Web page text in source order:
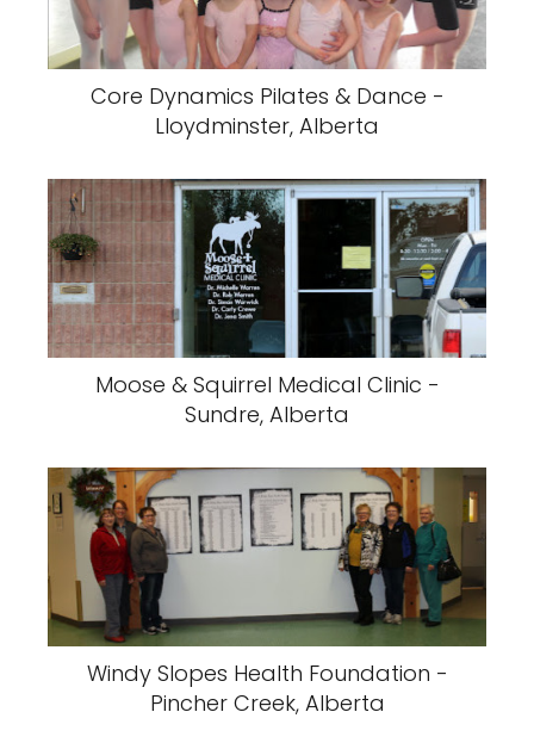
Core Dynamics Pilates & Dance -
Lloydminster, Alberta
Moose & Squirrel Medical Clinic -
Sundre, Alberta
Windy Slopes Health Foundation -
Pincher Creek, Alberta